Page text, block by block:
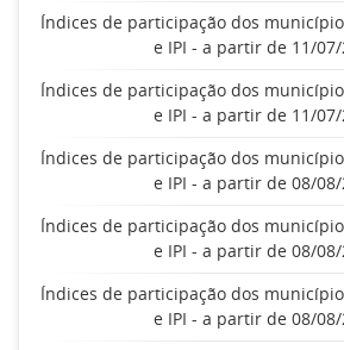
Índices de participação dos
e IPI - a partir de 11/
Índices de participação dos
e IPI - a partir de 11/
Índices de participação dos
e IPI - a partir de 08/
Índices de participação dos
e IPI - a partir de 08/
Índices de participação dos
e IPI - a partir de 08/